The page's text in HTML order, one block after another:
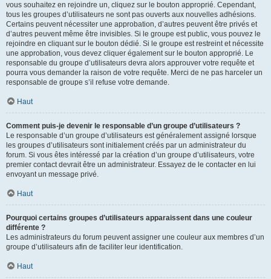
vous souhaitez en rejoindre un, cliquez sur le bouton approprié. Cependant,
tous les groupes d’utilisateurs ne sont pas ouverts aux nouvelles adhésions.
Certains peuvent nécessiter une approbation, d’autres peuvent être privés et
d’autres peuvent même être invisibles. Si le groupe est public, vous pouvez le
rejoindre en cliquant sur le bouton dédié. Si le groupe est restreint et nécessite
une approbation, vous devez cliquer également sur le bouton approprié. Le
responsable du groupe d’utilisateurs devra alors approuver votre requête et
pourra vous demander la raison de votre requête. Merci de ne pas harceler un
responsable de groupe s’il refuse votre demande.
Haut
Comment puis-je devenir le responsable d’un groupe d’utilisateurs ?
Le responsable d’un groupe d’utilisateurs est généralement assigné lorsque
les groupes d’utilisateurs sont initialement créés par un administrateur du
forum. Si vous êtes intéressé par la création d’un groupe d’utilisateurs, votre
premier contact devrait être un administrateur. Essayez de le contacter en lui
envoyant un message privé.
Haut
Pourquoi certains groupes d’utilisateurs apparaissent dans une couleur
différente ?
Les administrateurs du forum peuvent assigner une couleur aux membres d’un
groupe d’utilisateurs afin de faciliter leur identification.
Haut